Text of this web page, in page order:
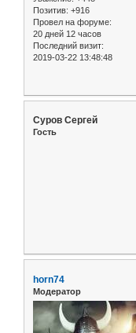
Позитив: +916
Провел на форуме:
20 дней 12 часов
Последний визит:
2019-03-22 13:48:48
Суров Сергей
Гость
horn74
Модератор